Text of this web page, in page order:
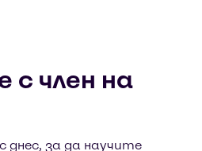
с член на
днес, за да научите